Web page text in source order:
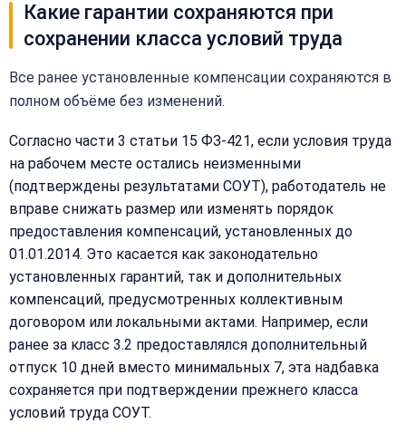
Какие гарантии сохраняются при
сохранении класса условий труда
Все ранее установленные компенсации сохраняются в
полном объёме без изменений.
Согласно части 3 статьи 15 ФЗ-421, если условия труда
на рабочем месте остались неизменными
(подтверждены результатами СОУТ), работодатель не
вправе снижать размер или изменять порядок
предоставления компенсаций, установленных до
01.01.2014. Это касается как законодательно
установленных гарантий, так и дополнительных
компенсаций, предусмотренных коллективным
договором или локальными актами. Например, если
ранее за класс 3.2 предоставлялся дополнительный
отпуск 10 дней вместо минимальных 7, эта надбавка
сохраняется при подтверждении прежнего класса
условий труда СОУТ.
персональных
данных
Получить расчёт
Согласен на
персональных
Обычно
15 минут
Получить расчёт
Или
позвоните
нам:
+7
(499)
22-
40